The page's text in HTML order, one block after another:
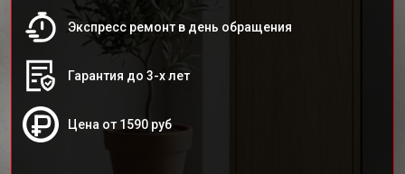
Экспресс ремонт в день обращения
Гарантия до 3-х лет
Цена от 1590 руб